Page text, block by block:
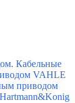
Кабельные
VAHLE
приводом